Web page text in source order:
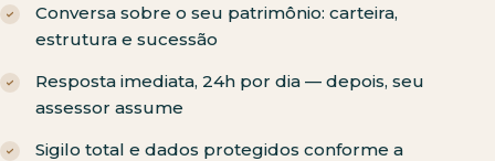
Conversa sobre o seu patrimônio: carteira,
estrutura e sucessão
Resposta imediata, 24h por dia — depois, seu
assessor assume
Sigilo total e dados protegidos conforme a